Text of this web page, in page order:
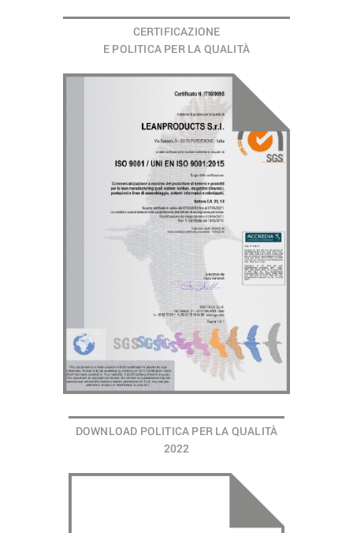
CERTIFICAZIONE
E POLITICA PER LA QUALITÀ
DOWNLOAD POLITICA PER LA QUALITÀ
2022